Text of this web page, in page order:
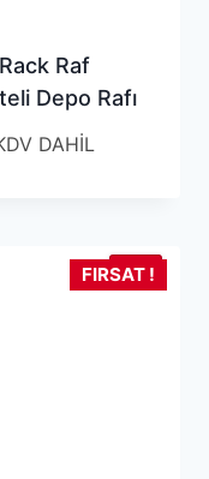
Raf
Depo Rafı
9,999.90₺.
DAHİL
YENİ
FIRSAT !